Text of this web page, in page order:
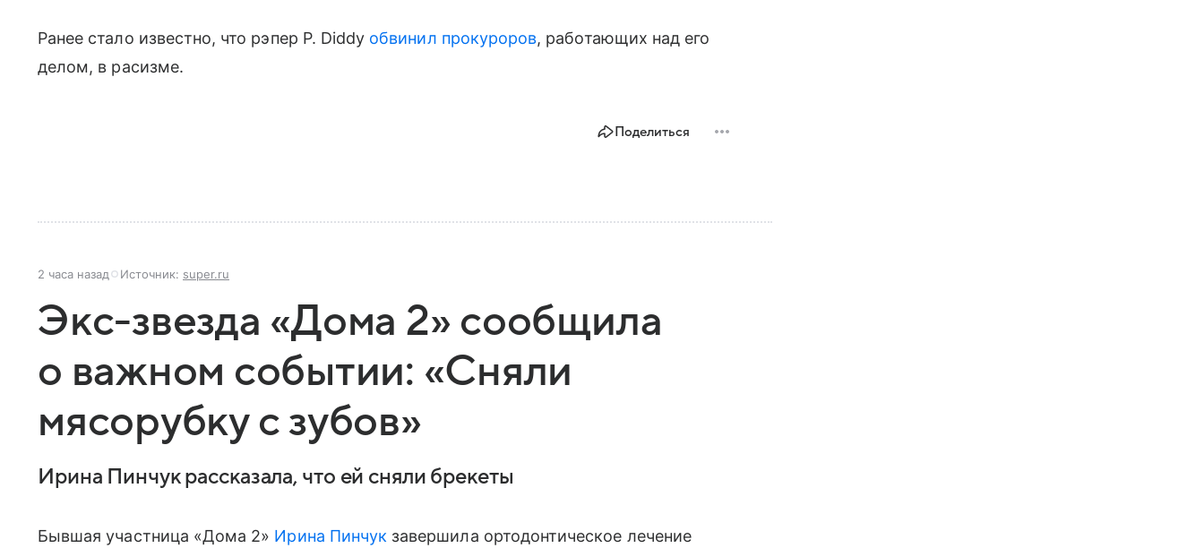
Ранее стало известно, что рэпер P. Diddy обвинил прокуроров, работающих над его
делом, в расизме.
Поделиться
2 часа назад Источник: super.ru
Экс-звезда «Дома 2» сообщила
о важном событии: «Сняли
мясорубку с зубов»
Ирина Пинчук рассказала, что ей сняли брекеты
Бывшая участница «Дома 2» Ирина Пинчук завершила ортодонтическое лечение